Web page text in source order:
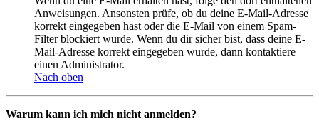
Anweisungen. Ansonsten prüfe, ob du deine E-Mail-Adresse
korrekt eingegeben hast oder die E-Mail von einem Spam-
Filter blockiert wurde. Wenn du dir sicher bist, dass deine E-
Mail-Adresse korrekt eingegeben wurde, dann kontaktiere
einen Administrator.
Nach oben
Warum kann ich mich nicht anmelden?